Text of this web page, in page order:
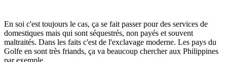
En soi c'est toujours le cas, ça se fait passer pour des services de
domestiques mais qui sont séquestrés, non payés et souvent
maltraités. Dans les faits c'est de l'exclavage moderne. Les pays du
Golfe en sont très friands, ça va beaucoup chercher aux Philippines
par exemple.